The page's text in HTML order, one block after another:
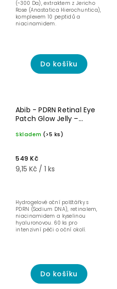
Do košíku
(~300 Da), extraktem z Jericho
Rose (Anastatica Hierochuntica),
komplexem 10 peptidů a
niacinamidem.
Abib - PDRN Retinal Eye
Patch Glow Jelly –
polštářky s PDRN a
Skladem (>5 ks)
549 Kč
9,15 Kč / 1 ks
Do košíku
Hydrogelové oční polštářky s
PDRN (Sodium DNA), retinalem,
niacinamidem a kyselinou
hyaluronovou. 60 ks pro
intenzivní péči o oční okolí.